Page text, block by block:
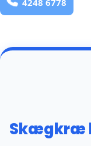
Skægkræ